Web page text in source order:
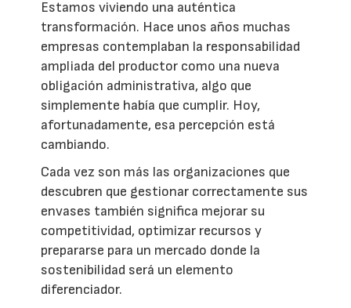
Estamos viviendo una auténtica
transformación. Hace unos años muchas
empresas contemplaban la responsabilidad
ampliada del productor como una nueva
obligación administrativa, algo que
simplemente había que cumplir. Hoy,
afortunadamente, esa percepción está
cambiando.
Cada vez son más las organizaciones que
descubren que gestionar correctamente sus
envases también significa mejorar su
competitividad, optimizar recursos y
prepararse para un mercado donde la
sostenibilidad será un elemento
diferenciador.